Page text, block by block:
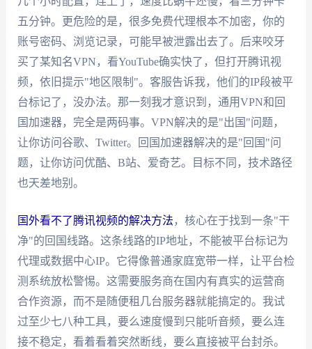
五分钟。更危险的是，很多免费代理根本不加密，你的
账号密码、浏览记录，可能早被泄露出去了。后来咬牙
买了某知名VPN，看YouTube确实快了，但打开腾讯视
频，依旧提示"地区限制"。客服告诉我，他们的IP段被平
台标记了，没办法。那一刻我才意识到，通用VPN和回
国加速器，完全是两码事。VPN解决的是"出国"问题，
让你访问谷歌、Twitter。回国加速器解决的是"回国"问
题，让你访问优酷、B站、爱奇艺。目标不同，技术路径
也天差地别。
国外看不了腾讯视频的解决方法 ，核心在于找到一条"干
净"的回国线路。这条线路的IP地址，不能被平台标记为
代理或数据中心IP。它得像普通家庭宽带一样，让平台检
测系统放松警惕。这需要服务商在国内有真实的运营商
合作资源，而不是随便租几台服务器就能搞定的。我试
过至少七八种工具，要么速度慢到只能听音频，要么连
接不稳定，看着看着突然断线，要么直接被平台封杀。